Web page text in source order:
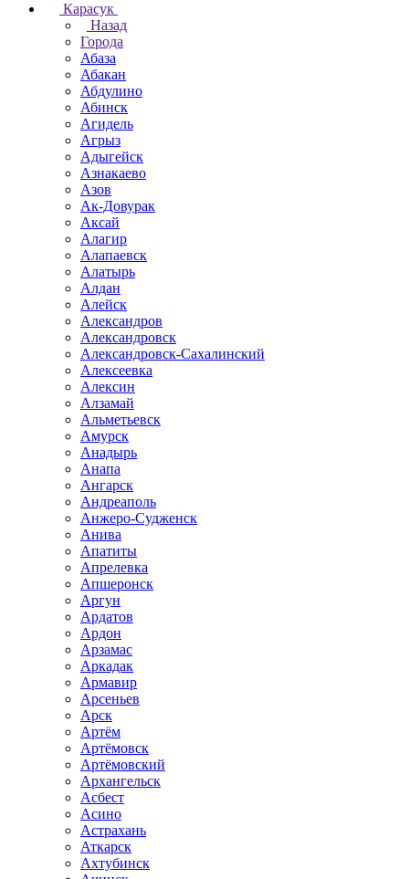
Карасук
Назад
Города
Абаза
Абакан
Абдулино
Абинск
Агидель
Агрыз
Адыгейск
Азнакаево
Азов
Ак-Довурак
Аксай
Алагир
Алапаевск
Алатырь
Алдан
Алейск
Александров
Александровск
Александровск-Сахалинский
Алексеевка
Алексин
Алзамай
Альметьевск
Амурск
Анадырь
Анапа
Ангарск
Андреаполь
Анжеро-Судженск
Анива
Апатиты
Апрелевка
Апшеронск
Аргун
Ардатов
Ардон
Арзамас
Аркадак
Армавир
Арсеньев
Арск
Артём
Артёмовск
Артёмовский
Архангельск
Асбест
Асино
Астрахань
Аткарск
Ахтубинск